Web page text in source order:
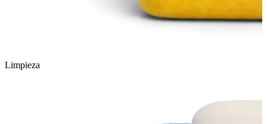
Limpieza